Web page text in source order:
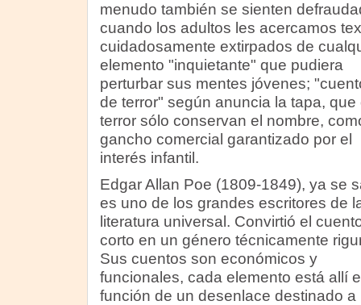
menudo también se sienten
cuando los adultos les acercamos
cuidadosamente extirpados de
elemento "inquietante" que pudiera
perturbar sus mentes jóvenes;
de terror" según anuncia la tapa, que
terror sólo conservan el nombre,
gancho comercial garantizado por el
interés infantil.
Edgar Allan Poe (1809-1849), ya se
es uno de los grandes escritores de
literatura universal. Convirtió el
corto en un género técnicamente
Sus cuentos son económicos y
funcionales, cada elemento está allí
función de un desenlace destinado a